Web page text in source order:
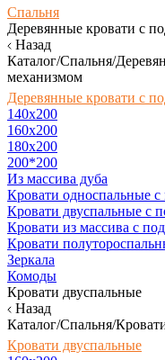
Спальня
Деревянные кровати с
Назад
Каталог/Спальня/
механизмом
Деревянные кровати с
140x200
160х200
180х200
200*200
Из массива дуба
Кровати односпальные
Кровати двуспальные с
Кровати из массива с
Кровати
Зеркала
Комоды
Кровати двуспальные
Назад
Каталог/Спальня/
Кровати двуспальные